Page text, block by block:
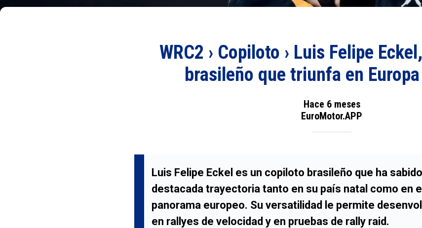
WRC2 › Copiloto › Luis Felipe
brasileño que triunfa en Europa
Hace 6 meses
EuroMotor.APP
Luis Felipe Eckel es un copiloto brasileño que ha
destacada trayectoria tanto en su país natal como en
panorama europeo. Su versatilidad le permite
en rallyes de velocidad y en pruebas de rally raid .